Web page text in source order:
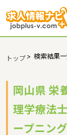
トップ> 検索結果
岡山県 栄
理学療法
ープニン